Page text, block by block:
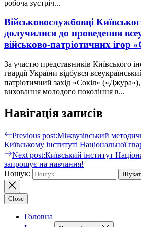
робоча зустріч...
Військовослужбовці
долучилися до проведення
військово-патріотичних ігор
За участю представників Київського
гвардії України відбувся
патріотичний захід «Сокіл»
виховання молодого покоління в...
Навігація записів
Previous post:Міжвузівський
Київському інституті Національної
Next post:Київський інститут
запрошує на навчання!
Пошук:
Close
Головна